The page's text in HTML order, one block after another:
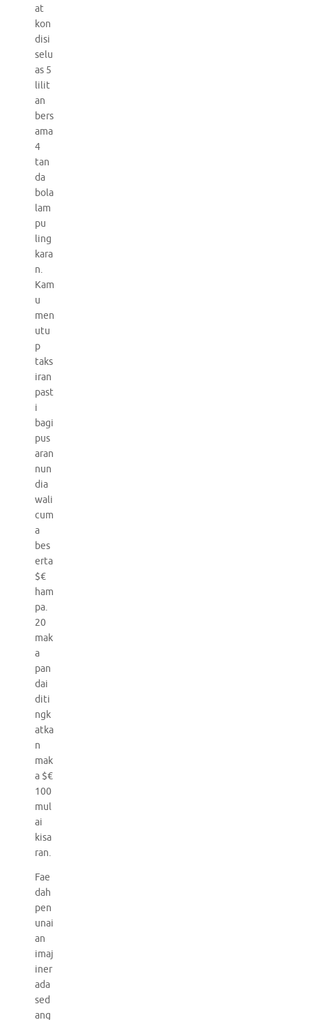
at
kon
disi
selu
as 5
lilit
an
bers
ama
4
tan
da
bola
lam
pu
ling
kara
n.
Kam
u
men
utu
p
taks
iran
past
i
bagi
pus
aran
nun
dia
wali
cum
a
bes
erta
$€
ham
pa.
20
mak
a
pan
dai
diti
ngk
atka
n
mak
a $€
100
mul
ai
kisa
ran.
Fae
dah
pen
unai
an
imaj
iner
ada
sed
ang